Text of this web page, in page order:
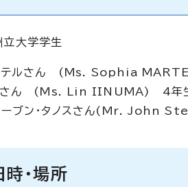
立大学学生
マーテルさん (Ms. Sophia
ヌマさん (Ms. Lin IINUMA) 4年
ィーブン・タノスさん(Mr.
・場所